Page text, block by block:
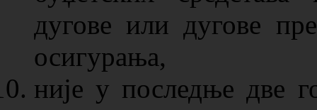
дугове или дугове
осигурања,
није у последње две